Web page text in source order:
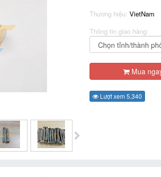
Thương hiệu: VietNam
Thông tin giao hàng:
Mua
Lượt xem 5,340